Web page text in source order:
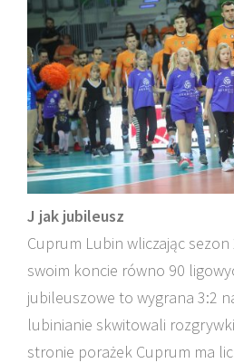
J jak jubileusz
Cuprum Lubin wliczając
swoim koncie równo 90
jubileuszowe to wygrana 3:2
lubinianie skwitowali
stronie porażek Cuprum ma